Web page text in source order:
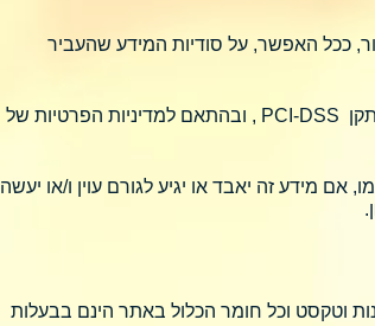
ככל האפשר, על סודיות המידע שהעביר
סליקת כרטיסי האשראי נעשית באמצעות חברת סליקה חיצונית, MAX לעסקים, אשר עומדת בתקן PCI-DSS , ובהתאם למדיניות הפרטיות של
מידע זה יאבד או יגיע לגורם עוין ו/או יעשה
וטקסט וכל חומר הכלול באתר הינם בבעלות